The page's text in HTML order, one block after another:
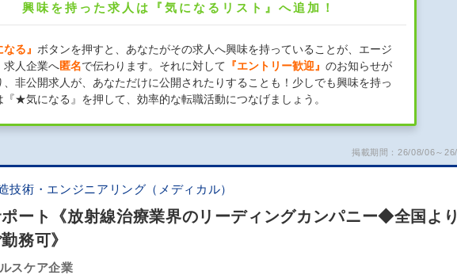
興味を持った求人は『気になるリスト』へ追加！
る』 ボタンを押すと、あなたがその求人へ興味を持っていることが、エージ
求人企業へ匿名で伝わります。それに対して 『エントリー歓迎』 のお知らせが
、非公開求人が、あなただけに公開されたりすることも！少しでも興味を持っ
『★気になる』を押して、効率的な転職活動につなげましょう。
掲載期間：26/08/06～
技術・エンジニアリング（メディカル）
ート《放射線治療業界のリーディングカンパニー◆全国より
務可》
スケア企業